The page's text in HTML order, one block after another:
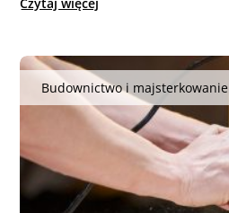
Budownictwo i majsterkowanie